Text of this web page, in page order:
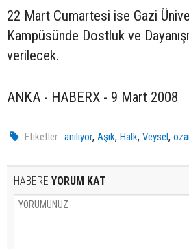
22 Mart Cumartesi ise Gazi
Kampüsünde Dostluk ve
verilecek.
ANKA - HABERX - 9 Mart 2008
Etiketler : anılıyor,Aşık,Halk,Veysel,
HABERE YORUM KAT